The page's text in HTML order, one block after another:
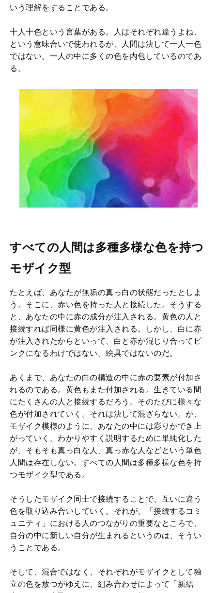
いう理解をすることである。
十人十色という言葉がある。人はそれぞれ違うよね、
という意味合いで使われるが、人間は決して一人一色
ではない。一人の中に多くの色を内包しているのであ
る。
すべての人間は多種多様な色を持つ
モザイク型
たとえば、あなたが無垢の真っ白の状態だったとしよ
う。そこに、赤い色を持った人と接続した。そうする
と、あなたの中に赤の成分が注入される。黄色の人と
接続すれば同様に黄色が注入される。しかし、白に赤
が注入されたからといって、白と赤が混じり合ってピ
ンクになるわけではない。絵具ではないのだ。
あくまで、あなたの白の構造の中に赤の要素が付加さ
れるのである。黄色もまた付加される。生きている間
にたくさんの人と接続するだろう。そのたびに様々な
色が付加されていく。それは決して混ざらない。が、
モザイク模様のように、あなたの中には彩りができ上
がっていく。わかりやすく説明するために単純化した
が、そもそも真っ白な人、真っ赤な人などという単色
人間は存在しない。すべての人間は多種多様な色を持
つモザイク型である。
そうしたモザイク同士で接続することで、互いに違う
色を取り込み合いしていく。それが、「接続するコミ
ュニティ」における人のつながりの重要なところで、
自分の中に新しい自分が生まれるというのは、そうい
うことである。
そして、混合ではなく、それぞれがモザイクとして独
立の色を放つがゆえに、組み合わせによって「新結